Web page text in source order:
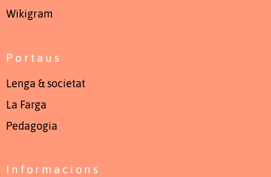
Wikigram
Portaus
Lenga & societat
La Farga
Pedagogia
Informacions